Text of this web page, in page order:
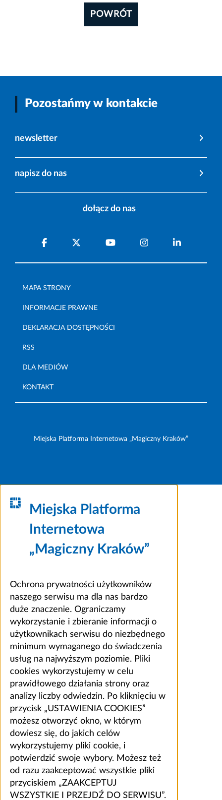
POWRÓT
Pozostańmy w kontakcie
newsletter
napisz do nas
dołącz do nas
MAPA STRONY
INFORMACJE PRAWNE
DEKLARACJA DOSTĘPNOŚCI
RSS
DLA MEDIÓW
KONTAKT
Miejska Platforma Internetowa „Magiczny Kraków”
Miejska Platforma
Internetowa
„Magiczny Kraków”
Ochrona prywatności użytkowników
naszego serwisu ma dla nas bardzo
duże znaczenie. Ograniczamy
wykorzystanie i zbieranie informacji o
użytkownikach serwisu do niezbędnego
minimum wymaganego do świadczenia
usług na najwyższym poziomie. Pliki
cookies wykorzystujemy w celu
prawidłowego działania strony oraz
analizy liczby odwiedzin. Po kliknięciu w
przycisk „USTAWIENIA COOKIES”
możesz otworzyć okno, w którym
dowiesz się, do jakich celów
wykorzystujemy pliki cookie, i
potwierdzić swoje wybory. Możesz też
od razu zaakceptować wszystkie pliki
przyciskiem „ZAAKCEPTUJ
WSZYSTKIE I PRZEJDŹ DO SERWISU”.